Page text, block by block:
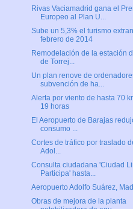
Rivas Vaciamadrid gana el
Europeo al Plan U...
Sube un 5,3% el turismo
febrero de 2014
Remodelación de la estación
de Torrej...
Un plan renove de
subvención de ha...
Alerta por viento de hasta 70
19 horas
El Aeropuerto de Barajas
consumo ...
Cortes de tráfico por traslado
Adol...
Consulta ciudadana 'Ciudad
Participa' hasta...
Aeropuerto Adolfo Suárez,
Obras de mejora de la planta